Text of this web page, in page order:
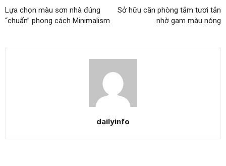
Lựa chọn màu sơn nhà đúng
“chuẩn” phong cách Minimalism
Sở hữu căn phòng tắm tươi tắn
nhờ gam màu nóng
dailyinfo